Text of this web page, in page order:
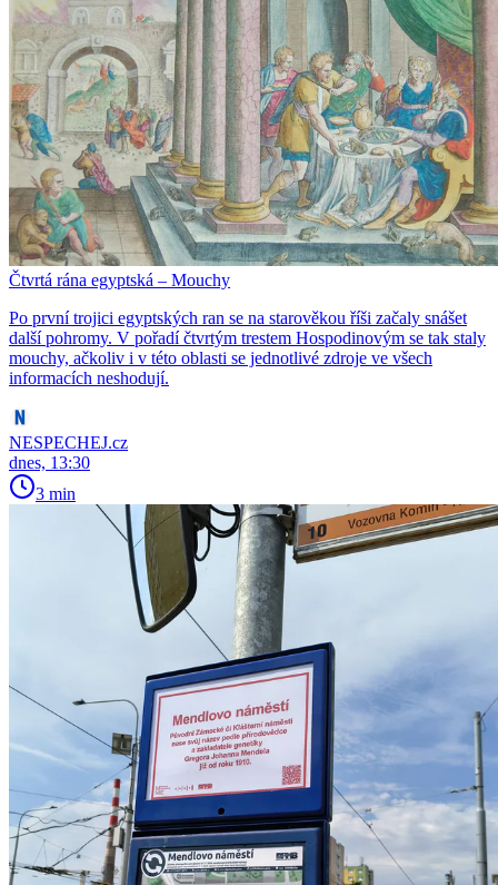
Čtvrtá rána egyptská – Mouchy
Po první trojici egyptských ran se na starověkou říši začaly snášet
další pohromy. V pořadí čtvrtým trestem Hospodinovým se tak staly
mouchy, ačkoliv i v této oblasti se jednotlivé zdroje ve všech
informacích neshodují.
NESPECHEJ.cz
dnes, 13:30
3 min